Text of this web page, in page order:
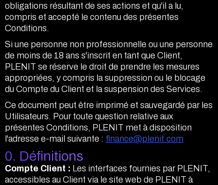
obligations résultant de ses actions et qu'il a lu,
compris et accepté le contenu des présentes
Conditions.
Si une personne non professionnelle ou une personne
de moins de 18 ans s'inscrit en tant que Client,
PLENIT se réserve le droit de prendre les mesures
appropriées, y compris la suppression ou le blocage
du Compte du Client et la suspension des Services.
Ce document peut être imprimé et sauvegardé par les
Utilisateurs. Pour toute question relative aux
présentes Conditions, PLENIT met à disposition
l'adresse e-mail suivante : finance@plenit.com
0. Définitions
Compte Client : Les interfaces fournies par PLENIT,
accessibles au Client via le site web de PLENIT à